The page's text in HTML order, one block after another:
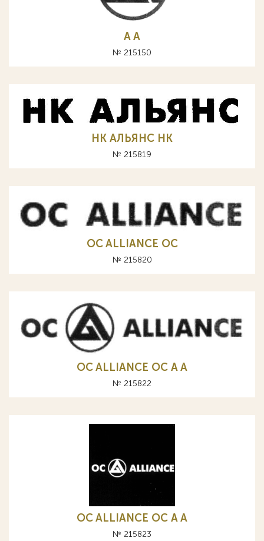
A А
№ 215150
НК АЛЬЯНС HK
№ 215819
OC ALLIANCE ОС
№ 215820
OC ALLIANCE ОС A А
№ 215822
OC ALLIANCE ОС A А
№ 215823